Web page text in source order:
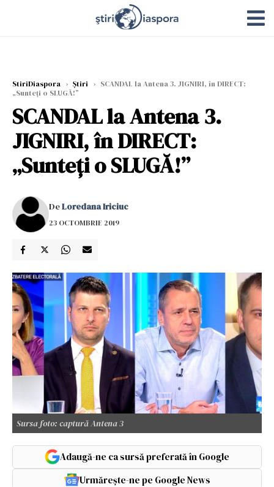
StiriDiaspora › Știri › SCANDAL la Antena 3. JIGNIRI, în DIRECT:
„Sunteți o SLUGĂ!”
SCANDAL la Antena 3.
JIGNIRI, în DIRECT:
„Sunteți o SLUGĂ!”
DeLoredana Iriciuc
23 OCTOMBRIE 2019
Sursa foto: captură Antena 3
Adaugă-ne ca sursă preferată în Google
Urmărește-ne pe Google News